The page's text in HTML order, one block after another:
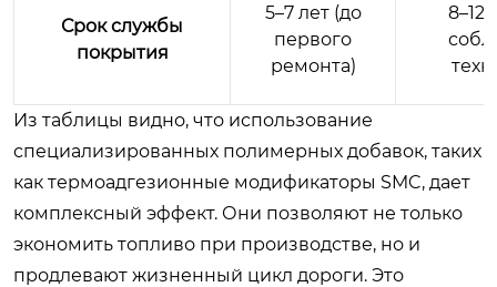
Срок службы
покрытия
5–7 лет (до
первого
ремонта)
8–12
Из таблицы видно, что использование
специализированных полимерных добавок, таких
как термоадгезионные модификаторы SMC, дает
комплексный эффект. Они позволяют не только
экономить топливо при производстве, но и
продлевают жизненный цикл дороги. Это